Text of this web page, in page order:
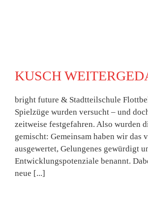
KUSCH
bright future & Stadtteilschule
Spielzüge wurden versucht – und
zeitweise festgefahren. Also wurden
gemischt: Gemeinsam haben wir das
ausgewertet, Gelungenes gewürdigt
Entwicklungspotenziale benannt.
neue [...]